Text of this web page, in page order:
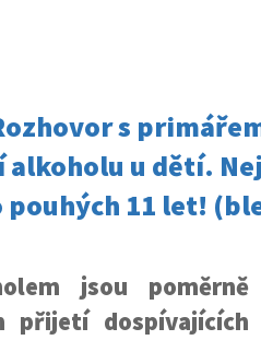
s
alkoholu u dětí.
11 let!
jsou poměrně
přijetí dospívajících